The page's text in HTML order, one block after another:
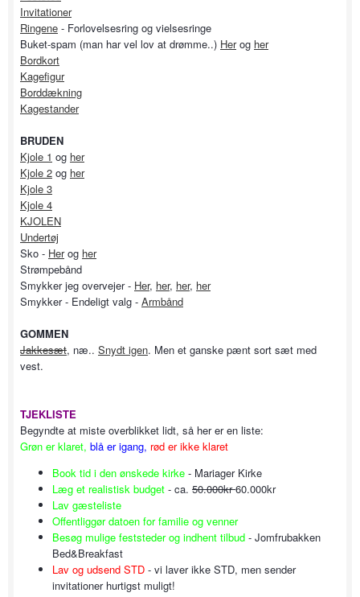
Invitationer
Ringene - Forlovelsesring og vielsesringe
Buket-spam (man har vel lov at drømme..) Herog her
Bordkort
Kagefigur
Borddækning
Kagestander
BRUDEN
Kjole 1 og her
Kjole 2 og her
Kjole 3
Kjole 4
KJOLEN
Undertøj
Sko - Herog her
Strømpebånd
Smykker jeg overvejer - Her, her, her, her
Smykker - Endeligt valg - Armbånd
GOMMEN
Jakkesæt, næ.. Snydt igen. Men et ganske pænt sort sæt med
vest.
TJEKLISTE
Begyndte at miste overblikket lidt, så her er en liste:
Grøn er klaret, blå er igang, rød er ikke klaret
Book tid i den ønskede kirke - Mariager Kirke
Læg et realistisk budget - ca. 50.000kr60.000kr
Lav gæsteliste
Offentliggør datoen for familie og venner
Besøg mulige feststeder og indhent tilbud - Jomfrubakken
Bed&Breakfast
Lav og udsend STD - vi laver ikke STD, men sender
invitationer hurtigst muligt!